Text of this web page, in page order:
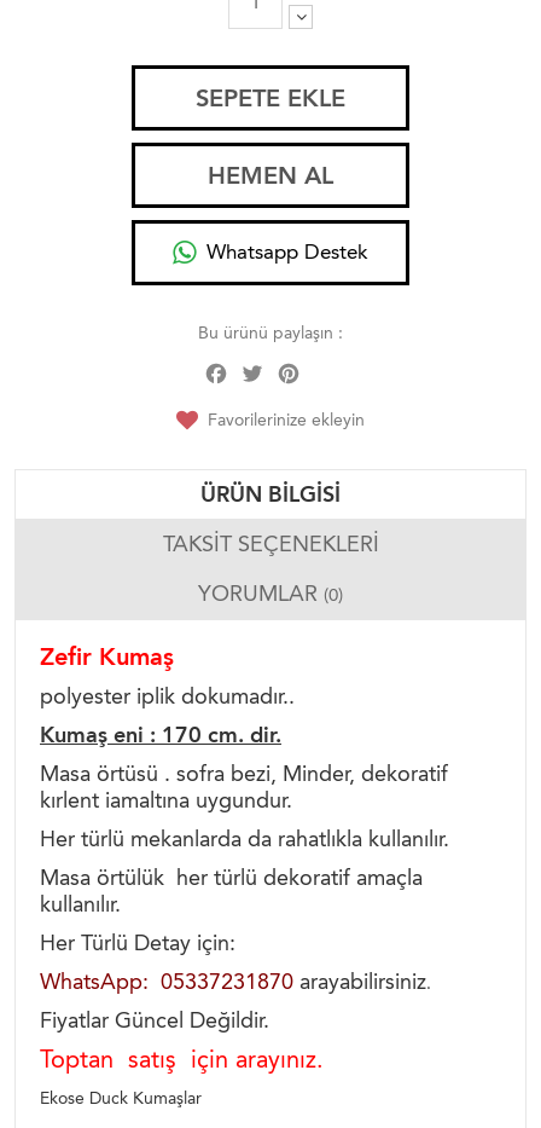
SEPETE EKLE
HEMEN AL
Whatsapp Destek
Bu ürünü paylaşın :
Facebook
Twitter
Favorilerinize ekleyin
ÜRÜN BILGISI
TAKSIT SEÇENEKLERI
YORUMLAR (0)
Zefir Kumaş
polyester iplik dokumadır..
Kumaş eni : 170 cm. dir.
Masa örtüsü . sofra bezi, Minder, dekoratif
kırlent iamaltına uygundur.
Her türlü mekanlarda da rahatlıkla kullanılır.
Masa örtülük her türlü dekoratif amaçla
kullanılır.
Her Türlü Detay için:
WhatsApp: 05337231870 arayabilirsiniz.
Fiyatlar Güncel Değildir.
Toptan satış için arayınız.
Ekose Duck Kumaşlar